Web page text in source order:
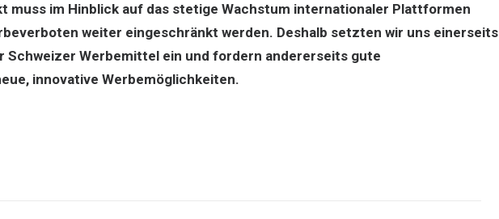
muss im Hinblick auf das stetige Wachstum internationaler Plattformen
weiter eingeschränkt werden. Deshalb setzten wir uns einerseits
Schweizer Werbemittel ein und fordern andererseits gute
innovative Werbemöglichkeiten.